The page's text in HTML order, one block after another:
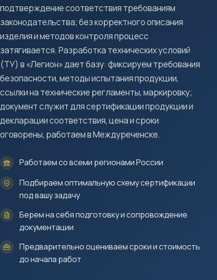
подтверждение соответствия требованиям
законодательства; без корректного описания
изделия и методов контроля процесс
затягивается. Разработка технических условий
(ТУ) в «Легион» дает базу: фиксируем требования
безопасности, методы испытания продукции,
ссылки на технические регламенты, маркировку;
документ служит для сертификации продукции и
декларации соответствия, цена и сроки
оговорены, работаем в Междуреченске.
Работаем со всеми регионами России
Подбираем оптимальную схему сертификации
под вашу задачу
Берем на себя подготовку и сопровождение
документации
Предварительно оцениваем сроки и стоимость
до начала работ